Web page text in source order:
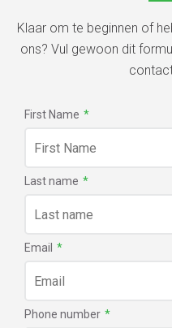
Klaar om te beginnen of
ons? Vul gewoon dit
First Name *
Last name *
Email *
Phone number *